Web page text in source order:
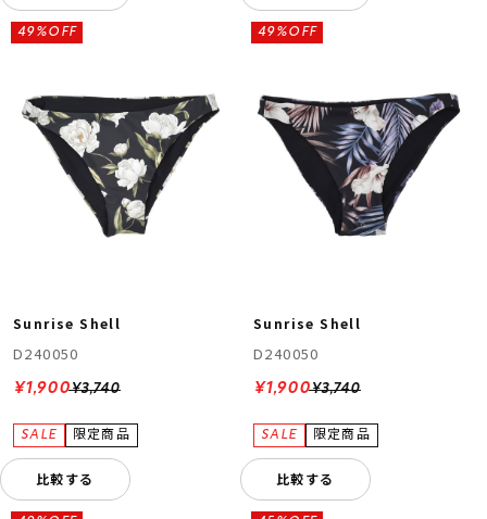
Sunrise Shell
D240050
¥3,740
49%OFF
¥1,900
比較する
Sunrise Shell
D240050
¥3,740
49%OFF
¥1,900
比較する